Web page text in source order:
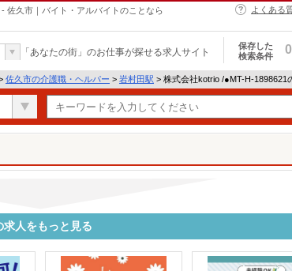
佐久市｜バイト・アルバイトのことなら
よくある
「あなたの街」のお仕事が探せる求人サイト
保存した
検索条件
0
佐久市の介護職・ヘルパー > 岩村田駅 > 株式会社kotrio /●MT-H-1898621
人をもっと見る